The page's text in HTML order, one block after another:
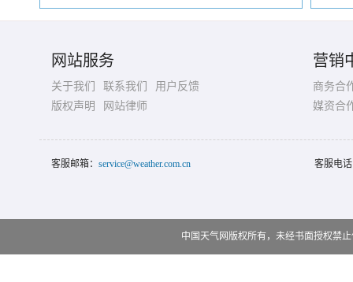
网站服务
关于我们 联系我们
用户反馈
版权声明
网站律师
营销
商务合
媒资合
客服邮箱： service@weather.com.cn 客服电
中国天气网版权所有，未经书面授权